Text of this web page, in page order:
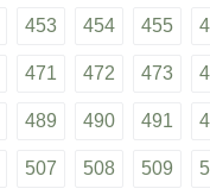
453 454 455
471 472 473
489 490 491
507 508 509